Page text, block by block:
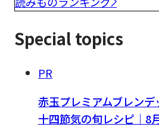
Special topics
PR
赤玉プレミアムブレン
十四節気の旬レシピ｜8